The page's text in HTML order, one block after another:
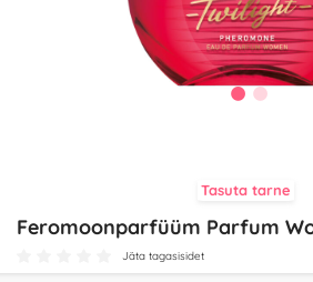
Tasuta tarne
Feromoonparfüüm Parfum
Jäta tagasisidet